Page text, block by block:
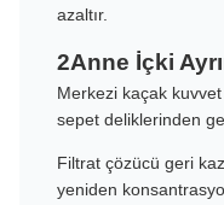
azaltır.
2Anne İçki
Merkezi kaçak
sepet deliklerinden
Filtrat çözücü geri
yeniden